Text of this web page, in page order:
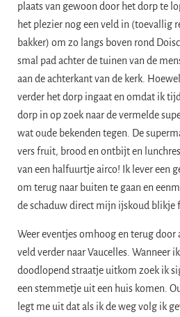
plaats van gewoon door het dorp te
het plezier nog een veld in (toevallig
bakker) om zo langs boven rond
smal pad achter de tuinen van de
aan de achterkant van de kerk.
verder het dorp ingaat en omdat ik
dorp in op zoek naar de vermelde
wat oude bekenden tegen. De
vers fruit, brood en ontbijt en
van een halfuurtje airco! Ik lever een
om terug naar buiten te gaan en
de schaduw direct mijn ijskoud blikje
Weer eventjes omhoog en terug door
veld verder naar Vaucelles. Wanneer
doodlopend straatje uitkom zoek ik
een stemmetje uit een huis komen.
legt me uit dat als ik de weg volg ik